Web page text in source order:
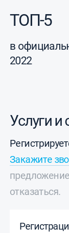
ТОП-5
в
2022
Услуги и
Закажите
отказаться.